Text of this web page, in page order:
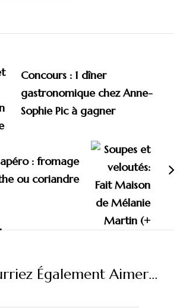
Concours : 1 dîner
gastronomique chez Anne-
Sophie Pic à gagner
: fromage
ou coriandre
Également Aimer...